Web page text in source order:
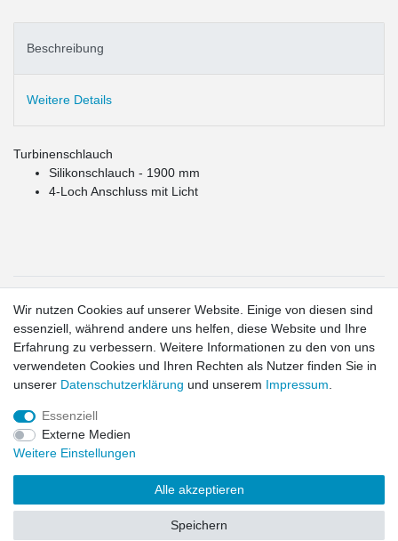
Beschreibung
Weitere Details
Turbinenschlauch
Silikonschlauch - 1900 mm
4-Loch Anschluss mit Licht
1Gilt für Lieferungen in folgendes Land: Deutschland.
Lieferzeiten für andere Länder und Informationen zur
Berechnung des Liefertermins siehe hier:Liefer- und
Zahlungsbedingungen
2exkl. MwSt.
Widerrufs­recht Widerrufs­formular
erklärung
© Copyright 2026 | Alle Rechte vorbehalten.
Wir nutzen Cookies auf unserer Website. Einige von diesen sind
essenziell, während andere uns helfen, diese Website und Ihre
Erfahrung zu verbessern. Weitere Informationen zu den von uns
verwendeten Cookies und Ihren Rechten als Nutzer finden Sie in
unserer Daten­schutz­erklärung und unserem Impressum
Essenziell
Externe Medien
Weitere Einstellungen
Alle akzeptieren
Speichern